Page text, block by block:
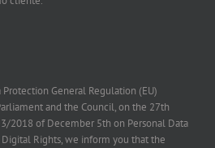
General Regulation (EU)
and the Council, on the 27th
2018 of December 5th on Personal Data
Rights, we inform you that the